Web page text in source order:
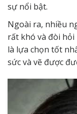
sự nổi bật.
Ngoài ra, nhiều
rất khó và đòi hỏi
là lựa chọn tốt
sức và vẽ được